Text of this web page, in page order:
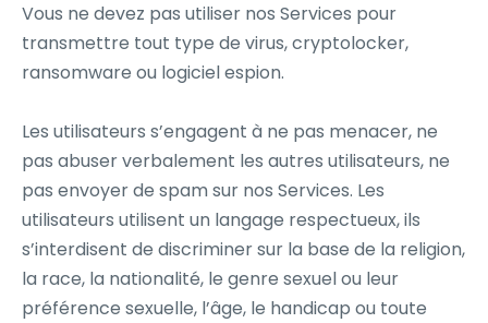
Vous ne devez pas utiliser nos Services pour
transmettre tout type de virus, cryptolocker,
ransomware ou logiciel espion.
Les utilisateurs s’engagent à ne pas menacer, ne
pas abuser verbalement les autres utilisateurs, ne
pas envoyer de spam sur nos Services. Les
utilisateurs utilisent un langage respectueux, ils
s’interdisent de discriminer sur la base de la religion,
la race, la nationalité, le genre sexuel ou leur
préférence sexuelle, l’âge, le handicap ou toute